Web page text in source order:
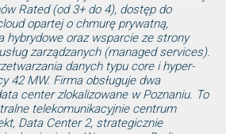
Rated (od 3+ do 4), dostęp do
opartej o chmurę prywatną,
hybrydowe oraz wsparcie ze strony
zarządzanych (managed services).
danych typu core i hyper-
42 MW. Firma obsługuje dwa
center zlokalizowane w Poznaniu. To
telekomunikacyjnie centrum
Data Center 2, strategicznie